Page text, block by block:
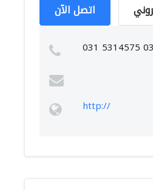
اتصل الآن
031 5314575
http://